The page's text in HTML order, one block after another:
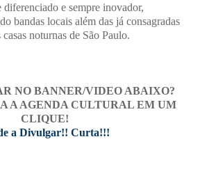
e sempre inovador,
bandas locais além das já consagradas
noturnas de São Paulo.
NO BANNER/VIDEO ABAIXO?
A AGENDA CULTURAL EM UM
CLIQUE!
a Divulgar!! Curta!!!